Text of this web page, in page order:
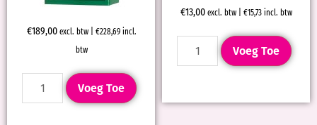
€189,00 excl. btw | €228,69incl.
btw
Voeg Toe
€13,00 excl. btw | €15,73 incl. btw
Voeg Toe